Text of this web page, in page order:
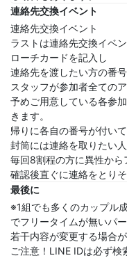
連絡先交換イベント
連絡先交換イベント
ラストは連絡先交換イベ
ローチカードを記入し
連絡先を渡したい方の番
スタッフが参加者全ての
予めご用意している各参
きます。
帰りに各自の番号が付い
封筒には連絡を取りたい
毎回8割程の方に異性か
確認後直ぐに連絡をとり
最後に
※1組でも多くのカップル
でフリータイムが無いパ
若干内容が変更する場合が
ご注意！LINE IDは必ず検